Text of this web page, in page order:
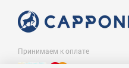
Принимаем к оплате